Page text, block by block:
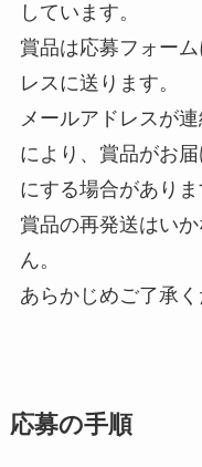
しています。
賞品は応募フォー
レスに送ります。
メールアドレスが
により、賞品がお
にする場合がありま
賞品の再発送はい
ん。
あらかじめご了承く
応募の手順